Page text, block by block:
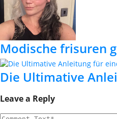
Modische frisuren
Die Ultimative
Leave a Reply